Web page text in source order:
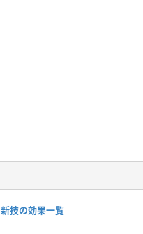
新技の効果一覧